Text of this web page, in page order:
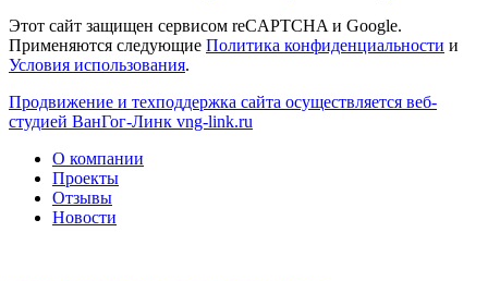
Этот сайт защищен сервисом reCAPTCHA и Google.
Применяются следующие Политика конфиденциальности и
Условия использования.
Продвижение и техподдержка сайта осуществляется веб-
студией ВанГог-Линк vng-link.ru
О компании
Проекты
Отзывы
Новости